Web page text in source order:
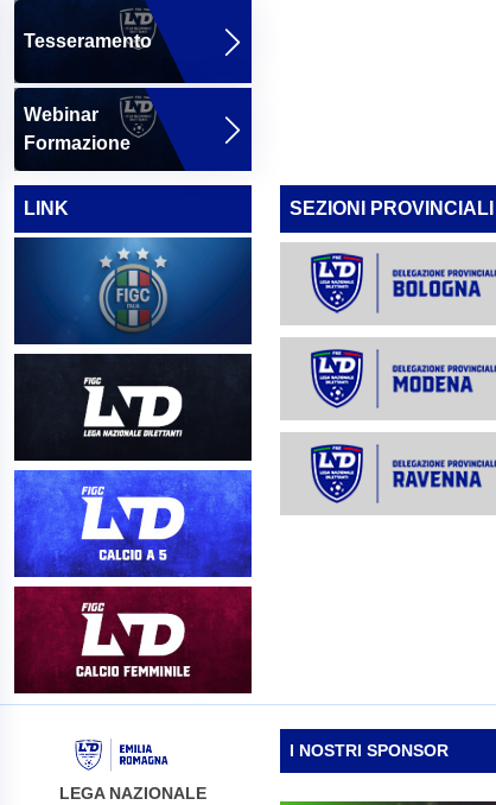
Tesseramento
Webinar
Formazione
LINK SEZIONI PROVINCIALI
LEGA NAZIONALE
I NOSTRI SPONSOR